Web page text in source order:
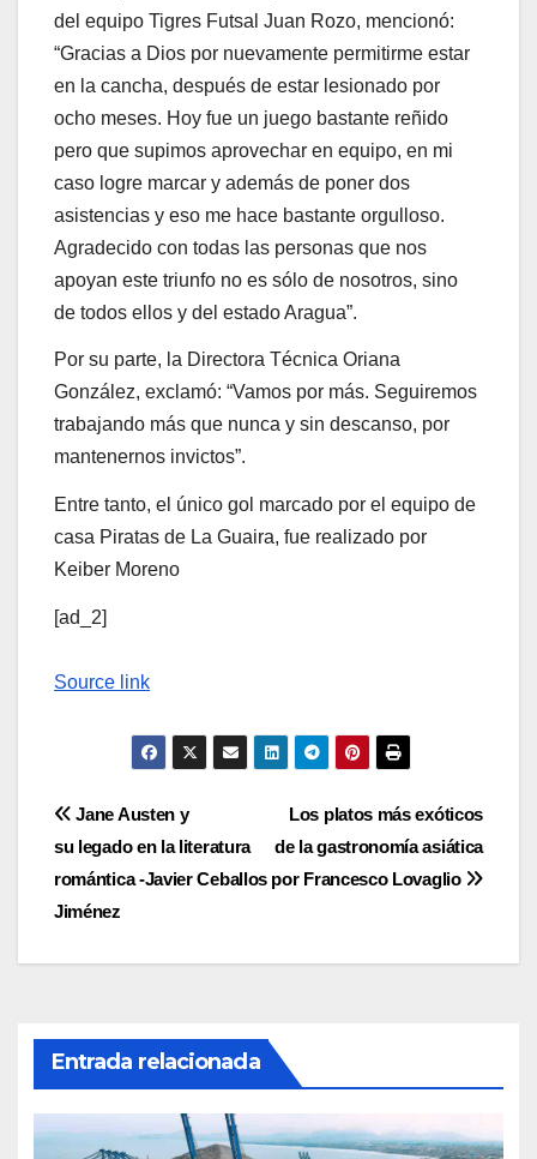
del equipo Tigres Futsal Juan Rozo, mencionó:
“Gracias a Dios por nuevamente permitirme estar
en la cancha, después de estar lesionado por
ocho meses. Hoy fue un juego bastante reñido
pero que supimos aprovechar en equipo, en mi
caso logre marcar y además de poner dos
asistencias y eso me hace bastante orgulloso.
Agradecido con todas las personas que nos
apoyan este triunfo no es sólo de nosotros, sino
de todos ellos y del estado Aragua”.
Por su parte, la Directora Técnica Oriana
González, exclamó: “Vamos por más. Seguiremos
trabajando más que nunca y sin descanso, por
mantenernos invictos”.
Entre tanto, el único gol marcado por el equipo de
casa Piratas de La Guaira, fue realizado por
Keiber Moreno
[ad_2]
Source link
Navegación
de
entradas
Los platos más exóticos
de la gastronomía asiática
por Francesco Lovaglio
Jane Austen y
su legado en la literatura
romántica -Javier Ceballos
Jiménez
Entrada relacionada